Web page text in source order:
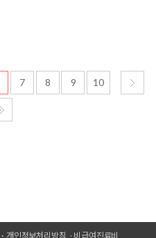
7 8 9 10
개인정보처리방침 비급여진료비